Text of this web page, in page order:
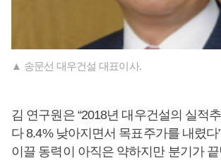
▲ 송문선 대우건설 대표이사.
김 연구원은 “2018년 대우건설의 실적
다 8.4% 낮아지면서 목표주가를 내렸다
이끌 동력이 아직은 약하지만 분기가